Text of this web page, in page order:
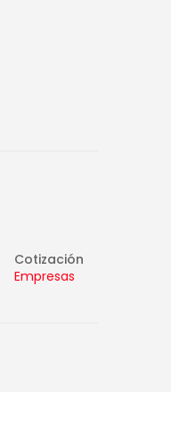
Cotización
Empresas